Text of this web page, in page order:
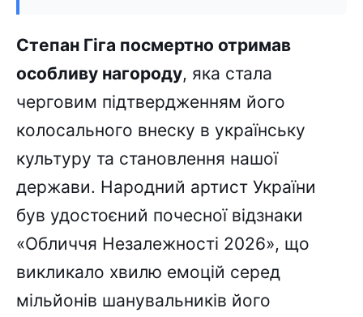
Степан Гіга посмертно отримав
особливу нагороду, яка стала
черговим підтвердженням його
колосального внеску в українську
культуру та становлення нашої
держави. Народний артист України
був удостоєний почесної відзнаки
«Обличчя Незалежності 2026», що
викликало хвилю емоцій серед
мільйонів шанувальників його